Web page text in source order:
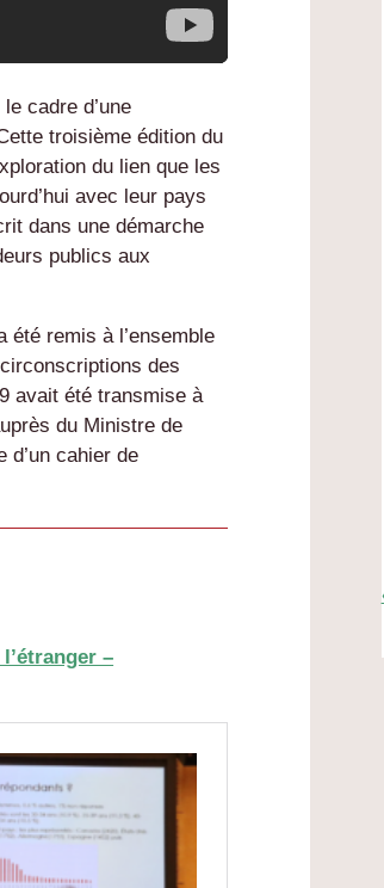
cadre d’une
troisième édition du
du lien que les
avec leur pays
dans une démarche
publics aux
été remis à l’ensemble
des
avait été transmise à
du Ministre de
d’un cahier de
–